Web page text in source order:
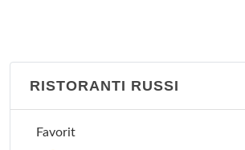
Milano
Llevataps
via Ariberto 31, Milano
RISTORANTI RUSSI
Favorit